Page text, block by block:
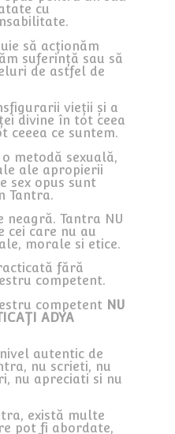
cu
să acționăm
suferință sau să
de astfel de
vieții și a
divine în tot ceea
ceeea ce suntem.
o metodă sexuală,
ale apropierii
sex opus sunt
Tantra.
neagră. Tantra NU
cei care nu au
morale si etice.
fără
competent.
competent NU
ADYA
autentic de
nu scrieti, nu
nu apreciati si nu
există multe
pot fi abordate,